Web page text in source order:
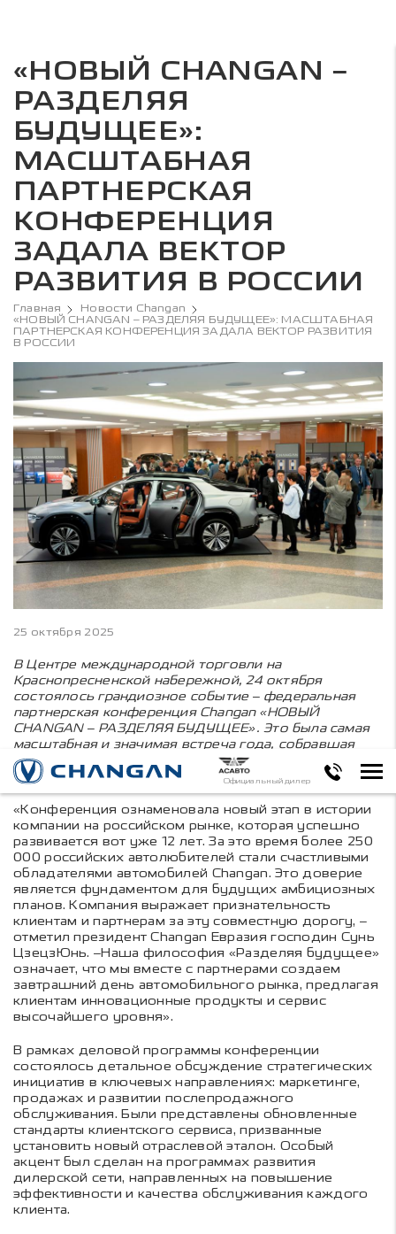
Официальный дилер
«НОВЫЙ CHANGAN –
РАЗДЕЛЯЯ
БУДУЩЕЕ»:
МАСШТАБНАЯ
ПАРТНЕРСКАЯ
КОНФЕРЕНЦИЯ
ЗАДАЛА ВЕКТОР
РАЗВИТИЯ В РОССИИ
Главная
Новости Changan
«НОВЫЙ CHANGAN – РАЗДЕЛЯЯ БУДУЩЕЕ»: МАСШТАБНАЯ
ПАРТНЕРСКАЯ КОНФЕРЕНЦИЯ ЗАДАЛА ВЕКТОР РАЗВИТИЯ
В РОССИИ
25 октября 2025
В Центре международной торговли на
Краснопресненской набережной, 24 октября
состоялось грандиозное событие – федеральная
партнерская конференция Changan «НОВЫЙ
CHANGAN – РАЗДЕЛЯЯ БУДУЩЕЕ». Это была самая
масштабная и значимая встреча года, собравшая
более 350 ключевых участников: дилеров и
стратегических партнеров со всей России.
«Конференция ознаменовала новый этап в истории
компании на российском рынке, которая успешно
развивается вот уже 12 лет. За это время более 250
000 российских автолюбителей стали счастливыми
обладателями автомобилей Changan. Это доверие
является фундаментом для будущих амбициозных
планов. Компания выражает признательность
клиентам и партнерам за эту совместную дорогу, –
отметил президент Changan Евразия господин Сунь
ЦзецзЮнь. –Наша философия «Разделяя будущее»
означает, что мы вместе с партнерами создаем
завтрашний день автомобильного рынка, предлагая
клиентам инновационные продукты и сервис
высочайшего уровня».
В рамках деловой программы конференции
состоялось детальное обсуждение стратегических
инициатив в ключевых направлениях: маркетинге,
продажах и развитии послепродажного
обслуживания. Были представлены обновленные
стандарты клиентского сервиса, призванные
установить новый отраслевой эталон. Особый
акцент был сделан на программах развития
дилерской сети, направленных на повышение
эффективности и качества обслуживания каждого
клиента.